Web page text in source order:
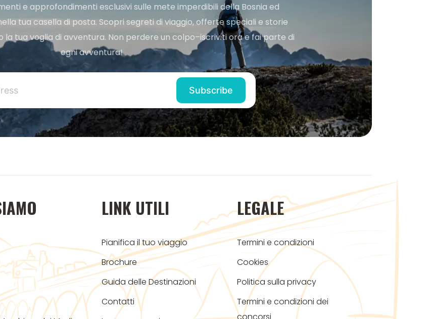
e approfondimenti esclusivi sulle mete imperdibili della Bosnia ed
tua casella di posta. Scopri segreti di viaggio, offerte speciali e storie
tua voglia di avventura. Non perdere un colpo–iscriviti ora e fai parte di
ogni avventura!
LINK UTILI
Pianifica il tuo viaggio
Brochure
Guida delle Destinazioni
Contatti
LEGALE
Termini e condizioni
Cookies
Politica sulla privacy
Termini e condizioni dei
concorsi